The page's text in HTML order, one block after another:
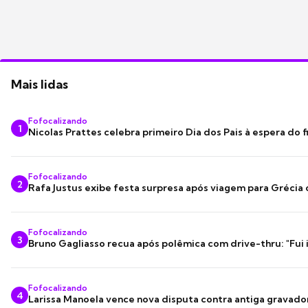
Mais lidas
1
Fofocalizando
Nicolas Prattes celebra primeiro Dia dos Pais à espera do
2
Fofocalizando
Rafa Justus exibe festa surpresa após viagem para Grécia
3
Fofocalizando
Bruno Gagliasso recua após polêmica com drive-thru: "Fui
4
Fofocalizando
Larissa Manoela vence nova disputa contra antiga